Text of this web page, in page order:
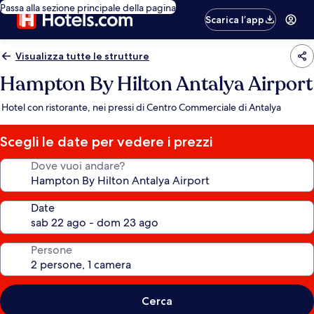
Passa alla sezione principale della pagina
Scarica l’app
Visualizza tutte le strutture
Hampton By Hilton Antalya Airport
Hotel con ristorante, nei pressi di Centro Commerciale di Antalya
Scegli le date per vedere i prezzi
Dove vuoi andare?
Date
Persone
Cerca